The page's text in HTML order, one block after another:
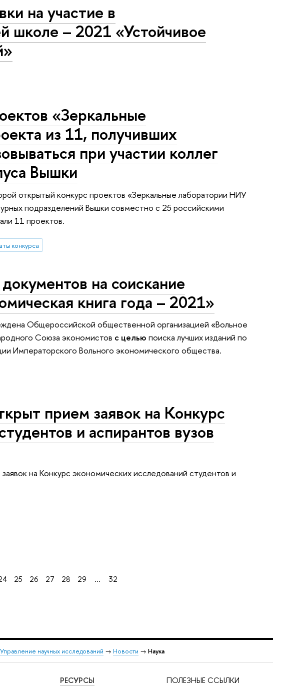
на участие в
школе – 2021 «Устойчивое
«Зеркальные
из 11, получивших
при участии коллег
Вышки
открытый конкурс проектов «Зеркальные лаборатории НИУ
подразделений Вышки совместно с 25 российскими
11 проектов.
конкурса
на соискание
книга года – 2021»
Общероссийской общественной организацией «Вольное
Союза экономистов с целью поиска лучших изданий по
Императорского Вольного экономического общества.
прием заявок на Конкурс
и аспирантов вузов
на Конкурс экономических исследований студентов и
25 26 27 28 29 ... 32
Управление научных исследований → Новости → Наука
РЕСУРСЫ ПОЛЕЗНЫЕ ССЫЛКИ